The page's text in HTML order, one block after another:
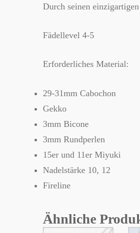
Durch seinen
Fädellevel 4-5
Erforderliches Material:
29-31mm Cabochon
Gekko
3mm Bicone
3mm Rundperlen
15er und 11er Miyuki
Nadelstärke 10, 12
Fireline
Ähnliche